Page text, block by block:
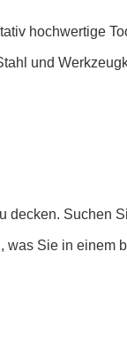
hochwertige
und
decken. Suchen
was Sie in einem